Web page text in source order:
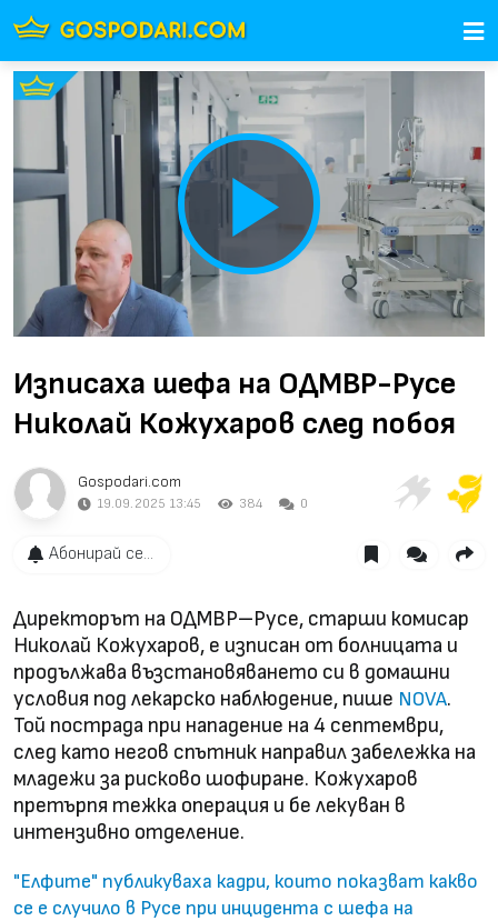
Play
Video
Изписаха шефа на ОДМВР-Русе
Николай Кожухаров след побоя
Gospodari.com
19.09.2025 13:45 384 0
Абонирай се...
Директорът на ОДМВР–Русе, старши комисар
Николай Кожухаров, е изписан от болницата и
продължава възстановяването си в домашни
условия под лекарско наблюдение, пише NOVA.
Той пострада при нападение на 4 септември,
след като негов спътник направил забележка на
младежи за рисково шофиране. Кожухаров
претърпя тежка операция и бе лекуван в
интензивно отделение.
"Елфите" публикуваха кадри, които показват какво
се е случило в Русе при инцидента с шефа на